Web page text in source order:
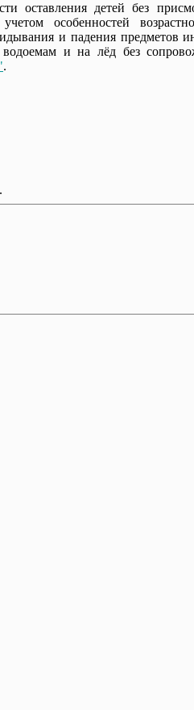
оставления детей без
особенностей
и падения предметов
и на лёд без
.